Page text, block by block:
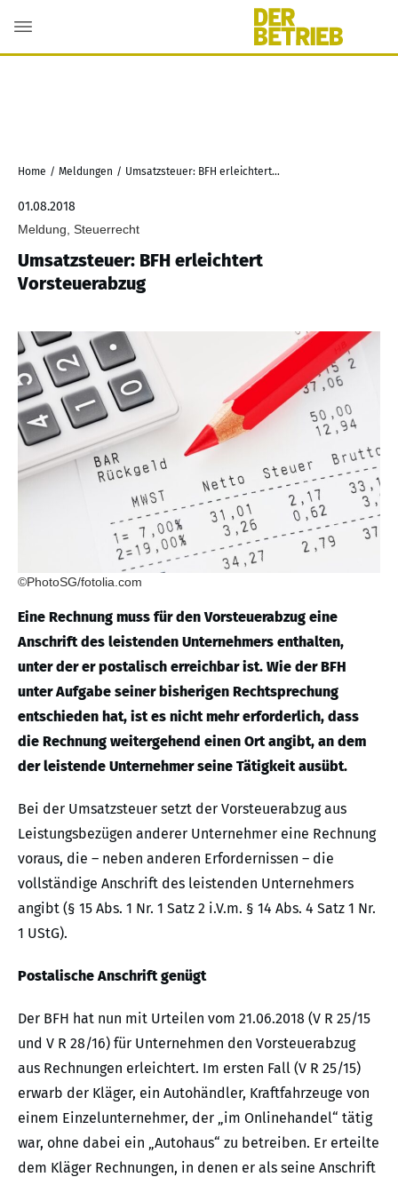
Home / Meldungen / Umsatzsteuer: BFH erleichtert Vorsteuerabzug
01.08.2018
Meldung, Steuerrecht
Umsatzsteuer: BFH erleichtert
Vorsteuerabzug
©PhotoSG/fotolia.com
Eine Rechnung muss für den Vorsteuerabzug eine
Anschrift des leistenden Unternehmers enthalten,
unter der er postalisch erreichbar ist. Wie der BFH
unter Aufgabe seiner bisherigen Rechtsprechung
entschieden hat, ist es nicht mehr erforderlich, dass
die Rechnung weitergehend einen Ort angibt, an dem
der leistende Unternehmer seine Tätigkeit ausübt.
Bei der Umsatzsteuer setzt der Vorsteuerabzug aus
Leistungsbezügen anderer Unternehmer eine Rechnung
voraus, die – neben anderen Erfordernissen – die
vollständige Anschrift des leistenden Unternehmers
angibt (§ 15 Abs. 1 Nr. 1 Satz 2 i.V.m. § 14 Abs. 4 Satz 1 Nr.
1 UStG).
Postalische Anschrift genügt
Der BFH hat nun mit Urteilen vom 21.06.2018 (V R 25/15
und V R 28/16) für Unternehmen den Vorsteuerabzug
aus Rechnungen erleichtert. Im ersten Fall (V R 25/15)
erwarb der Kläger, ein Autohändler, Kraftfahrzeuge von
einem Einzelunternehmer, der „im Onlinehandel“ tätig
war, ohne dabei ein „Autohaus“ zu betreiben. Er erteilte
dem Kläger Rechnungen, in denen er als seine Anschrift